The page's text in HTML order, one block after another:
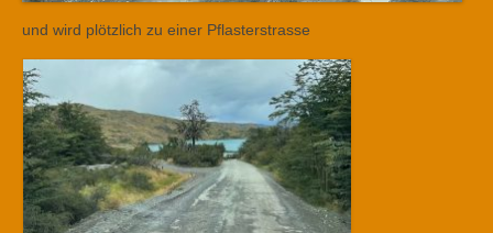
und wird plötzlich zu einer Pflasterstrasse